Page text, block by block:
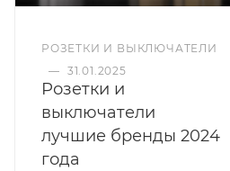
РОЗЕТКИ И ВЫКЛЮЧАТЕЛИ
— 31.01.2025
Розетки и
выключатели
лучшие бренды 2024
года